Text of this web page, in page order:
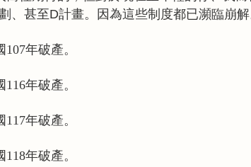
、甚至D計畫。因為這些制度都已瀕臨崩解
年破產。
年破產。
年破產。
年破產。